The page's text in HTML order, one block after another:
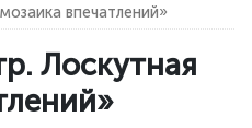
впечатлений»
Лоскутная